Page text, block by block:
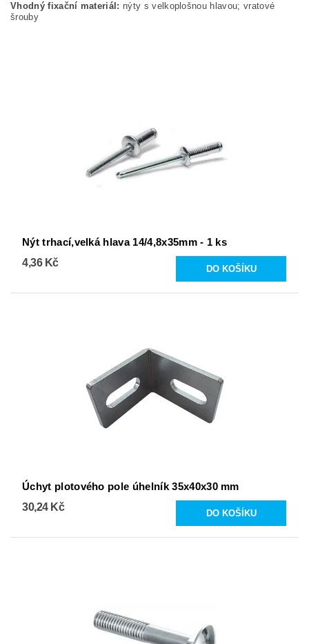
Vhodný fixační materiál: nýty s velkoplošnou hlavou; vratové
šrouby
Nýt trhací,velká hlava 14/4,8x35mm - 1 ks
4,36 Kč
Úchyt plotového pole úhelník 35x40x30 mm
30,24 Kč